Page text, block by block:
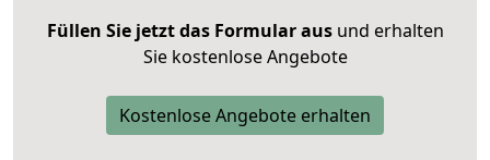
Füllen Sie jetzt das Formular ausund erhalten
Sie kostenlose Angebote
Kostenlose Angebote erhalten